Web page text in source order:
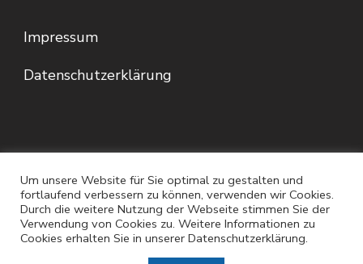
Impressum
Datenschutzerklärung
© Copyright 2026 . Alle Rechte vorbehalten.
Um unsere Website für Sie optimal zu gestalten und
fortlaufend verbessern zu können, verwenden wir Cookies.
Durch die weitere Nutzung der Webseite stimmen Sie der
Verwendung von Cookies zu. Weitere Informationen zu
Cookies erhalten Sie in unserer Datenschutzerklärung.